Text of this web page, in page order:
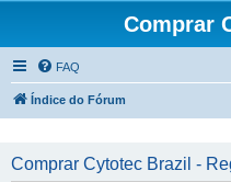
Comprar
FAQ
Índice do Fórum
Comprar Cytotec Brazil -